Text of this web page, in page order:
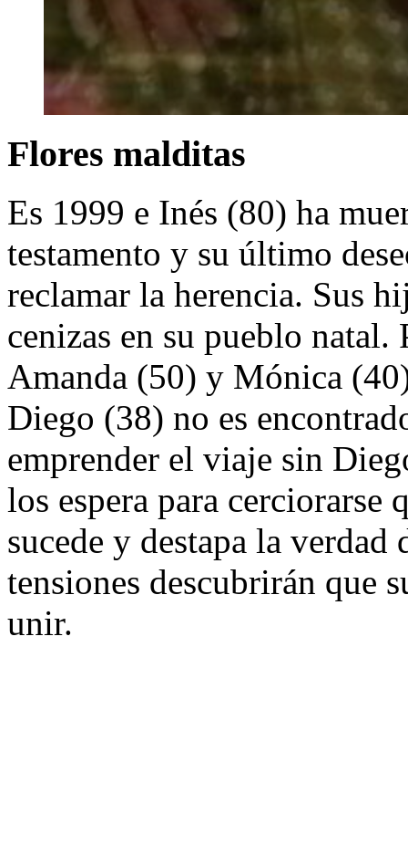
Flores malditas
Es 1999 e Inés (80) ha
testamento y su último
reclamar la herencia. Sus
cenizas en su pueblo
Amanda (50) y Mónica
Diego (38) no es
emprender el viaje sin
los espera para
sucede y destapa la
tensiones descubrirán que
unir.